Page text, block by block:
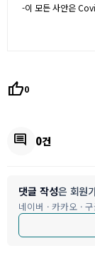
-이 모든 사안은
thumb_up0
comment 0건
댓글 작성은 회원
네이버 · 카카오 ·